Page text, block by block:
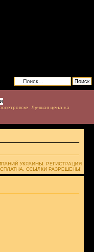
Лучшая цена на
УКРАИНЫ. РЕГИСТРАЦИЯ
ССЫЛКИ РАЗРЕШЕНЫ!